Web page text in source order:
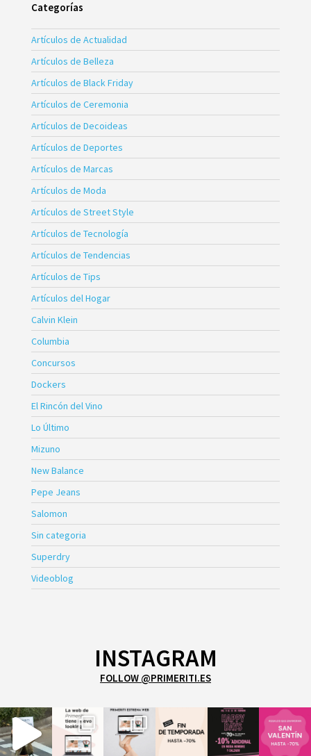
Categorías
Artículos de Actualidad
Artículos de Belleza
Artículos de Black Friday
Artículos de Ceremonia
Artículos de Decoideas
Artículos de Deportes
Artículos de Marcas
Artículos de Moda
Artículos de Street Style
Artículos de Tecnología
Artículos de Tendencias
Artículos de Tips
Artículos del Hogar
Calvin Klein
Columbia
Concursos
Dockers
El Rincón del Vino
Lo Último
Mizuno
New Balance
Pepe Jeans
Salomon
Sin categoria
Superdry
Videoblog
INSTAGRAM
FOLLOW @PRIMERITI.ES